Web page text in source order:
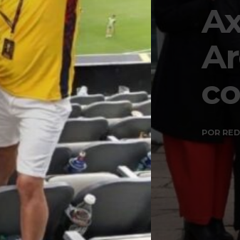
Axis
Argentina
con nueva
PORREDACCIÓN LATAM 6 AGOSTO, 2026